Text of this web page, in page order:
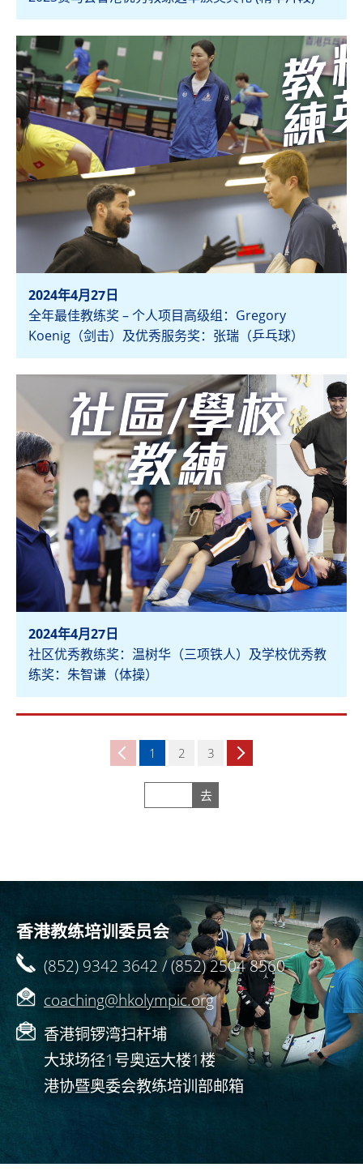
检视
2024年4月27日
全年最佳教练奖 – 个人项目高级组：Gregory
Koenig（剑击）及优秀服务奖：张瑞（乒乓球）
检视
2024年4月27日
社区优秀教练奖：温树华（三项铁人）及学校优秀教
练奖：朱智谦（体操）
检视
1 2 3
去
香港教练培训委员会
(852) 9342 3642 / (852) 2504 8560
coaching@hkolympic.org
香港铜锣湾扫杆埔
大球场径1号奥运大楼1楼
港协暨奥委会教练培训部邮箱